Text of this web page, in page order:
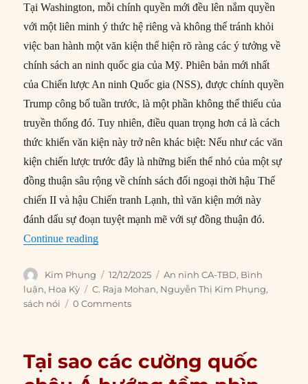
Tại Washington, mỗi chính quyền mới đều lên nắm quyền
với một liên minh ý thức hệ riêng và không thể tránh khỏi
việc ban hành một văn kiện thể hiện rõ ràng các ý tưởng về
chính sách an ninh quốc gia của Mỹ. Phiên bản mới nhất
của Chiến lược An ninh Quốc gia (NSS), được chính quyền
Trump công bố tuần trước, là một phần không thể thiếu của
truyền thống đó. Tuy nhiên, điều quan trọng hơn cả là cách
thức khiến văn kiện này trở nên khác biệt: Nếu như các văn
kiện chiến lược trước đây là những biến thể nhỏ của một sự
đồng thuận sâu rộng về chính sách đối ngoại thời hậu Thế
chiến II và hậu Chiến tranh Lạnh, thì văn kiện mới này
đánh dấu sự đoạn tuyệt mạnh mẽ với sự đồng thuận đó.
Continue reading“Tác động của Chiến lược An ninh Quốc gia
Author
Kim Phụng
Posted
on
12/12/2025 Categories
An ninh CA-TBD, Bình
luận, Hoa Kỳ Tags
C. Raja Mohan, Nguyễn Thị Kim Phụng,
sách nói
0 Comments
Tại sao các cường quốc